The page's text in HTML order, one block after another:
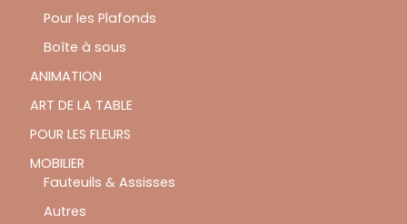
Pour les Plafonds
Boîte à sous
ANIMATION
ART DE LA TABLE
POUR LES FLEURS
MOBILIER
Fauteuils & Assisses
Autres